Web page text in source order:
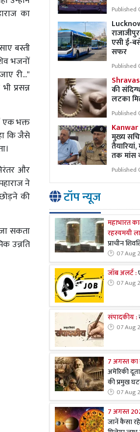
का
बस्ती
भजनों
री..."
प्रसन्न
एक भक्त
कि जैसे
और
ने
की
सकता
उन्नति
Published
एसी ई-
सफर
Published
की
लटका
Published
मुख्य
तक मांस
Published
टॉप न्यूज
महाभारत
रहस्यमयी
प्राचीन
07 Aug
जॉब अलर्ट :
07 Aug
संपादकीय :
07 Aug
7 अगस्त का
अमेरिकी
की प्रमुख
07 Aug
7 अगस्त
जानें कैसा